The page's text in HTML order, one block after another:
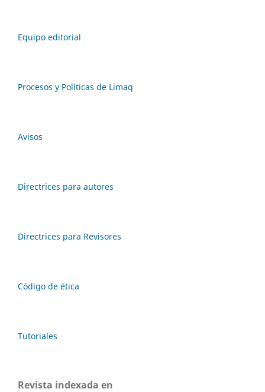
Equipo editorial
Procesos y Políticas de Limaq
Avisos
Directrices para autores
Directrices para Revisores
Código de ética
Tutoriales
Revista indexada en